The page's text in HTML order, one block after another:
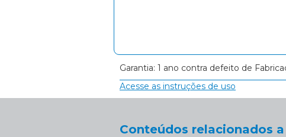
Garantia: 1 ano contra defeito de
Acesse as instruções de uso
Conteúdos relacionados